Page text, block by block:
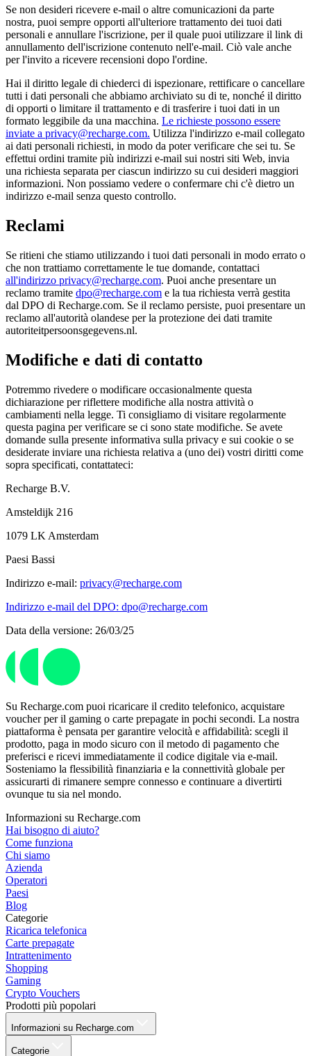
Se non desideri ricevere e-mail o altre comunicazioni da parte
nostra, puoi sempre opporti all'ulteriore trattamento dei tuoi dati
personali e annullare l'iscrizione, per il quale puoi utilizzare il link di
annullamento dell'iscrizione contenuto nell'e-mail. Ciò vale anche
per l'invito a ricevere recensioni dopo l'ordine.
Hai il diritto legale di chiederci di ispezionare, rettificare o cancellare
tutti i dati personali che abbiamo archiviato su di te, nonché il diritto
di opporti o limitare il trattamento e di trasferire i tuoi dati in un
formato leggibile da una macchina. Le richieste possono essere
inviate a privacy@recharge.com. Utilizza l'indirizzo e-mail collegato
ai dati personali richiesti, in modo da poter verificare che sei tu. Se
effettui ordini tramite più indirizzi e-mail sui nostri siti Web, invia
una richiesta separata per ciascun indirizzo su cui desideri maggiori
informazioni. Non possiamo vedere o confermare chi c'è dietro un
indirizzo e-mail senza questo controllo.
Reclami
Se ritieni che stiamo utilizzando i tuoi dati personali in modo errato o
che non trattiamo correttamente le tue domande, contattaci
all'indirizzo privacy@recharge.com. Puoi anche presentare un
reclamo tramite dpo@recharge.com e la tua richiesta verrà gestita
dal DPO di Recharge.com. Se il reclamo persiste, puoi presentare un
reclamo all'autorità olandese per la protezione dei dati tramite
autoriteitpersoonsgegevens.nl.
Modifiche e dati di contatto
Potremmo rivedere o modificare occasionalmente questa
dichiarazione per riflettere modifiche alla nostra attività o
cambiamenti nella legge. Ti consigliamo di visitare regolarmente
questa pagina per verificare se ci sono state modifiche. Se avete
domande sulla presente informativa sulla privacy e sui cookie o se
desiderate inviare una richiesta relativa a (uno dei) vostri diritti come
sopra specificati, contattateci:
Recharge B.V.
Amsteldijk 216
1079 LK Amsterdam
Paesi Bassi
Indirizzo e-mail: privacy@recharge.com
Indirizzo e-mail del DPO: dpo@recharge.com
Data della versione: 26/03/25
Su Recharge.com puoi ricaricare il credito telefonico, acquistare
voucher per il gaming o carte prepagate in pochi secondi. La nostra
piattaforma è pensata per garantire velocità e affidabilità: scegli il
prodotto, paga in modo sicuro con il metodo di pagamento che
preferisci e ricevi immediatamente il codice digitale via e-mail.
Sosteniamo la flessibilità finanziaria e la connettività globale per
assicurarti di rimanere sempre connesso e continuare a divertirti
ovunque tu sia nel mondo.
Informazioni su Recharge.com
Hai bisogno di aiuto?
Come funziona
Chi siamo
Azienda
Operatori
Paesi
Blog
Categorie
Ricarica telefonica
Carte prepagate
Intrattenimento
Shopping
Gaming
Crypto Vouchers
Prodotti più popolari
Informazioni su Recharge.com
Categorie